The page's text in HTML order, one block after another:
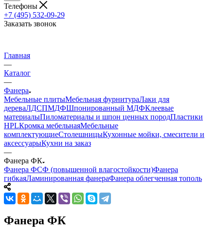
Телефоны
+7 (495) 532-09-29
Заказать звонок
Главная
—
Каталог
—
Фанера
Мебельные плитыМебельная фурнитураЛаки для
дереваЛДСПМДФШпонированный МДФКлеевые
материалыПиломатериалы и шпон ценных породПластики
HPLКромка мебельнаяМебельные
комплектующиеСтолешницыКухонные мойки, смесители и
аксессуарыКухни на заказ
—
Фанера ФК
Фанера ФСФ (повышенной влагостойкости)Фанера
гибкаяЛаминированная фанераФанера облегченная тополь
Фанера ФК